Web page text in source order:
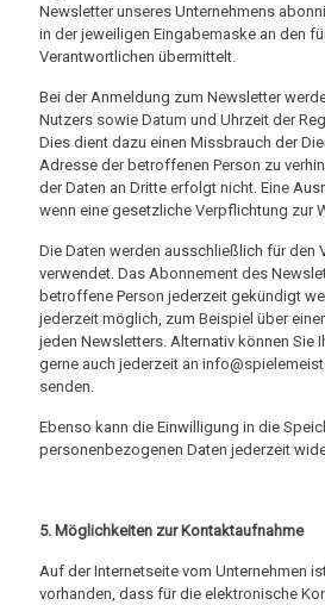
Newsletter unseres Unternehmens
in der jeweiligen Eingabemaske an den
Verantwortlichen übermittelt.
Bei der Anmeldung zum Newsletter
Nutzers sowie Datum und Uhrzeit der
Dies dient dazu einen Missbrauch der
Adresse der betroffenen Person zu
der Daten an Dritte erfolgt nicht. Eine
wenn eine gesetzliche Verpflichtung zur
Die Daten werden ausschließlich für den
verwendet. Das Abonnement des
betroffene Person jederzeit gekündigt
jederzeit möglich, zum Beispiel über
jeden Newsletters. Alternativ können Sie
gerne auch jederzeit an
senden.
Ebenso kann die Einwilligung in die
personenbezogenen Daten jederzeit
5. Möglichkeiten zur Kontaktaufnahme
Auf der Internetseite vom Unternehmen
vorhanden, dass für die elektronische